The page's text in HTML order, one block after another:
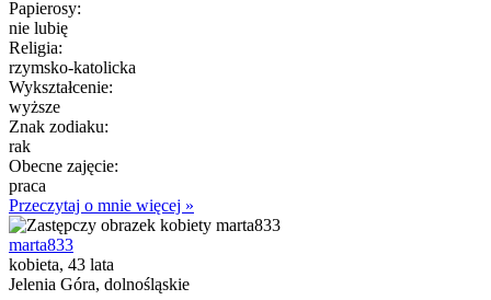
Papierosy:
nie lubię
Religia:
rzymsko-katolicka
Wykształcenie:
wyższe
Znak zodiaku:
rak
Obecne zajęcie:
praca
Przeczytaj o mnie więcej »
marta833
kobieta, 43 lata
Jelenia Góra, dolnośląskie